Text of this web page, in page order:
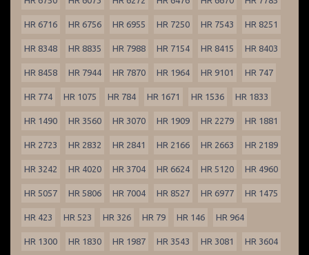
HR 6716 HR 6756 HR 6955 HR 7250 HR 7543 HR 8251
HR 8348 HR 8835 HR 7988 HR 7154 HR 8415 HR 8403
HR 8458 HR 7944 HR 7870 HR 1964 HR 9101 HR 747
HR 774 HR 1075 HR 784 HR 1671 HR 1536 HR 1833
HR 1490 HR 3560 HR 3070 HR 1909 HR 2279 HR 1881
HR 2723 HR 2832 HR 2841 HR 2166 HR 2663 HR 2189
HR 3242 HR 4020 HR 3704 HR 6624 HR 5120 HR 4960
HR 5057 HR 5806 HR 7004 HR 8527 HR 6977 HR 1475
HR 423 HR 523 HR 326 HR 79 HR 146 HR 964
HR 1300 HR 1830 HR 1987 HR 3543 HR 3081 HR 3604